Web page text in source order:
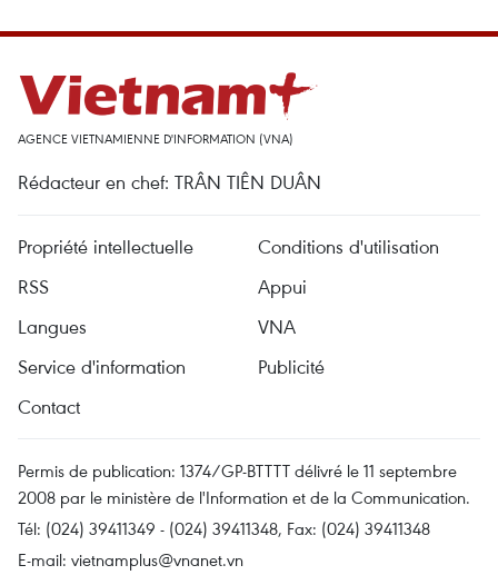
AGENCE VIETNAMIENNE D'INFORMATION (VNA)
Rédacteur en chef: TRÂN TIÊN DUÂN
Propriété intellectuelle
Conditions d'utilisation
RSS
Appui
Langues
VNA
Service d'information
Publicité
Contact
Permis de publication: 1374/GP-BTTTT délivré le 11 septembre
2008 par le ministère de l'Information et de la Communication.
Tél: (024) 39411349 - (024) 39411348, Fax: (024) 39411348
E-mail: vietnamplus@vnanet.vn